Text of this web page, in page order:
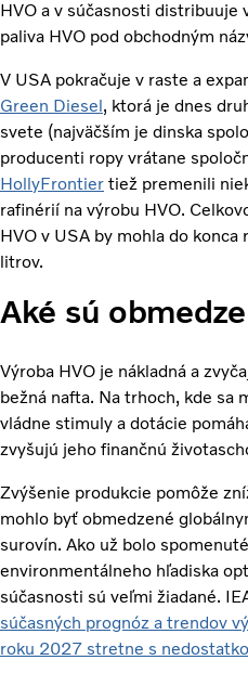
HVO a v súčasnosti distribuuje
paliva HVO pod obchodným
V USA pokračuje v raste a
Green Diesel, ktorá je dnes
svete (najväčším je dinska
producenti ropy vrátane
HollyFrontier tiež premenili
rafinérií na výrobu HVO.
HVO v USA by mohla do
litrov.
Aké sú
Výroba HVO je nákladná a
bežná nafta. Na trhoch, kde sa
vládne stimuly a dotácie
zvyšujú jeho finančnú
Zvýšenie produkcie pomôže
mohlo byť obmedzené
surovín. Ako už bolo
environmentálneho hľadiska
súčasnosti sú veľmi žiadané.
súčasných prognóz a trendov
roku 2027 stretne s